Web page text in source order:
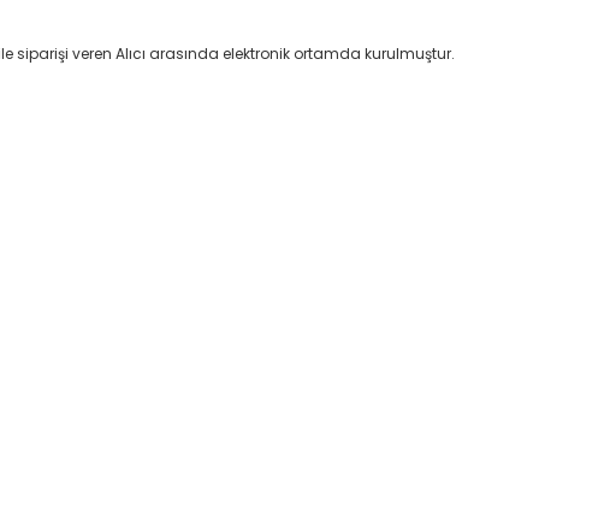
siparişi veren Alıcı arasında elektronik ortamda kurulmuştur.